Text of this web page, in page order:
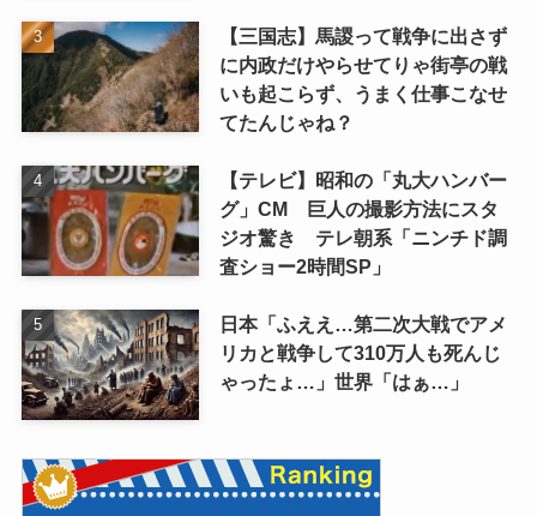
【三国志】馬謖って戦争に出さず
に内政だけやらせてりゃ街亭の戦
いも起こらず、うまく仕事こなせ
てたんじゃね？
【テレビ】昭和の「丸大ハンバー
グ」CM 巨人の撮影方法にスタ
ジオ驚き テレ朝系「ニンチド調
査ショー2時間SP」
日本「ふええ…第二次大戦でアメ
リカと戦争して310万人も死んじ
ゃったょ…」世界「はぁ…」